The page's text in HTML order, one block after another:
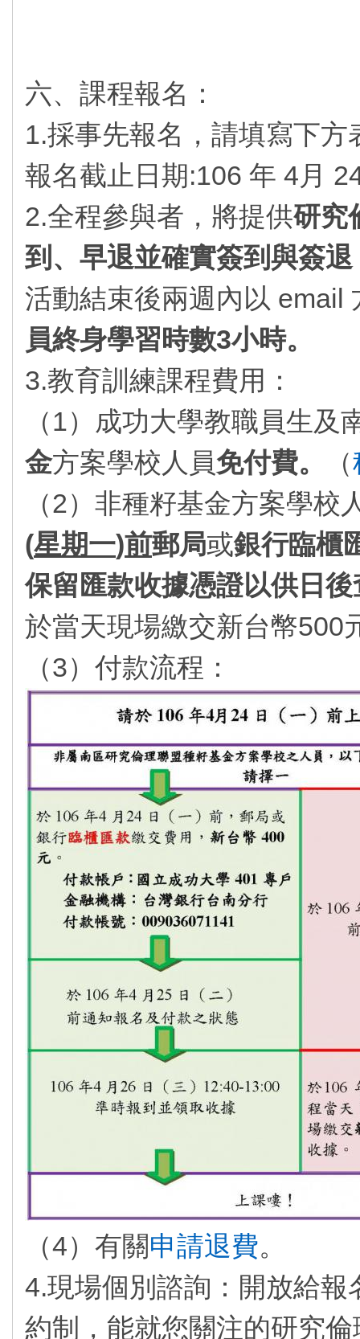
六、課程報名：
1.採事先報名，請填寫下
報名截止日期:106 年 4月
2.全程參與者，將提供研究
到、早退並確實簽到與簽
活動結束後兩週內以 email
員終身學習時數3小時。
3.教育訓練課程費用：
（1）成功大學教職員生及
金方案學校人員免付費。 （
（2）非種籽基金方案學校
(星期一)前郵局或銀行臨櫃
保留匯款收據憑證以供日
於當天現場繳交新台幣500
（3）付款流程：
（4）有關申請退費。
4.現場個別諮詢：開放給
約制，能就您關注的研究